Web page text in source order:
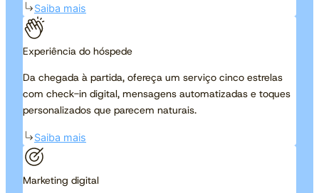
Saiba mais
Experiência do hóspede
Da chegada à partida, ofereça um serviço cinco estrelas
com check-in digital, mensagens automatizadas e toques
personalizados que parecem naturais.
Saiba mais
Marketing digital